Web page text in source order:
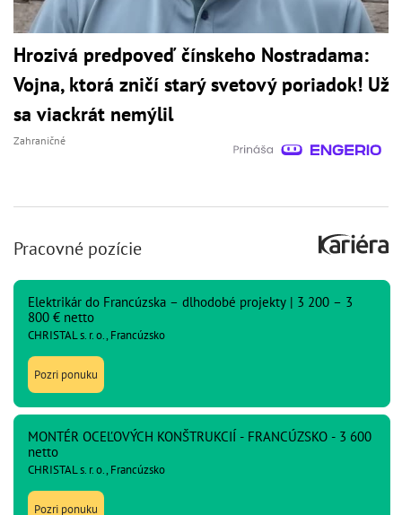
Hrozivá predpoveď čínskeho Nostradama:
Vojna, ktorá zničí starý svetový poriadok! Už
sa viackrát nemýlil
Zahraničné
Pracovné pozície
Elektrikár do Francúzska – dlhodobé projekty | 3 200 – 3
800 € netto
CHRISTAL s. r. o., Francúzsko
Pozri ponuku
MONTÉR OCEĽOVÝCH KONŠTRUKCIÍ - FRANCÚZSKO - 3 600
netto
CHRISTAL s. r. o., Francúzsko
Pozri ponuku